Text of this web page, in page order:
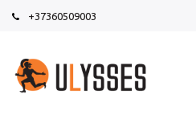
+37360509003